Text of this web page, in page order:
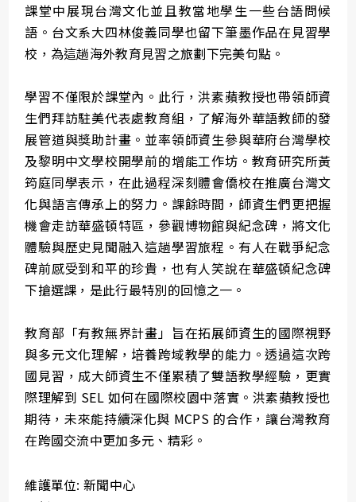
課堂中展現台灣文化並且教當地學生一些台語問候
語。台文系大四林俊義同學也留下筆墨作品在見習學
校，為這趟海外教育見習之旅劃下完美句點。
學習不僅限於課堂內。此行，洪素蘋教授也帶領師資
生們拜訪駐美代表處教育組，了解海外華語教師的發
展管道與獎助計畫。並率領師資生參與華府台灣學校
及黎明中文學校開學前的增能工作坊。教育研究所黃
筠庭同學表示，在此過程深刻體會僑校在推廣台灣文
化與語言傳承上的努力。課餘時間，師資生們更把握
機會走訪華盛頓特區，參觀博物館與紀念碑，將文化
體驗與歷史見聞融入這趟學習旅程。有人在戰爭紀念
碑前感受到和平的珍貴，也有人笑說在華盛頓紀念碑
下搶選課，是此行最特別的回憶之一。
教育部「有教無界計畫」旨在拓展師資生的國際視野
與多元文化理解，培養跨域教學的能力。透過這次跨
國見習，成大師資生不僅累積了雙語教學經驗，更實
際理解到 SEL 如何在國際校園中落實。洪素蘋教授也
期待，未來能持續深化與 MCPS 的合作，讓台灣教育
在跨國交流中更加多元、精彩。
維護單位: 新聞中心